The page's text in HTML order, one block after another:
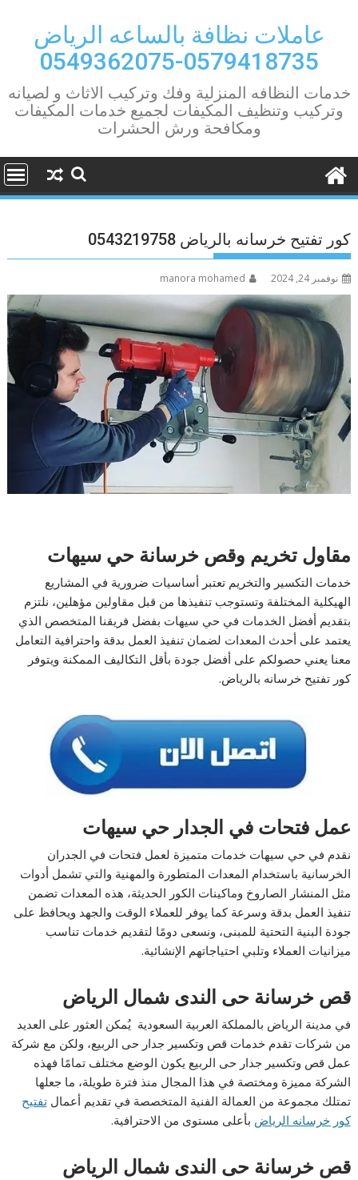
contentعاملات نظافة بالساعه الرياض
0579418735-0549362075
خدمات النظافه المنزلية وفك وتركيب الاثاث و لصيانه
وتركيب وتنظيف المكيفات لجميع خدمات المكيفات
ومكافحة ورش الحشرات
كور تفتيح خرسانه بالرياض 0543219758
نوفمبر 24, 2024 manora mohamed
مقاول تخريم وقص خرسانة حي سيهات
خدمات التكسير والتخريم تعتبر أساسيات ضرورية في المشاريع
الهيكلية المختلفة وتستوجب تنفيذها من قبل مقاولين مؤهلين، نلتزم
بتقديم أفضل الخدمات في حي سيهات بفضل فريقنا المتخصص الذي
يعتمد على أحدث المعدات لضمان تنفيذ العمل بدقة واحترافية التعامل
معنا يعني حصولكم على أفضل جودة بأقل التكاليف الممكنة ويتوفر
كور تفتيح خرسانه بالرياض.
عمل فتحات في الجدار حي سيهات
نقدم في حي سيهات خدمات متميزة لعمل فتحات في الجدران
الخرسانية باستخدام المعدات المتطورة والمهنية والتي تشمل أدوات
مثل المنشار الصاروخ وماكينات الكور الحديثة، هذه المعدات تضمن
تنفيذ العمل بدقة وسرعة كما يوفر للعملاء الوقت والجهد ويحافظ على
جودة البنية التحتية للمبنى، ونسعى دومًا لتقديم خدمات تناسب
ميزانيات العملاء وتلبي احتياجاتهم الإنشائية.
قص خرسانة حى الندى شمال الرياض
في مدينة الرياض بالمملكة العربية السعودية يُمكن العثور على العديد
من شركات تقدم خدمات قص وتكسير جدار حى الربيع، ولكن مع شركة
عمل قص وتكسير جدار حى الربيع يكون الوضع مختلف تمامًا فهذه
الشركة مميزة ومختصة في هذا المجال منذ فترة طويلة، ما جعلها
تمتلك مجموعة من العمالة الفنية المتخصصة في تقديم أعمالتفتيح
كور خرسانه الرياض بأعلى مستوى من الاحترافية.
قص خرسانة حى الندى شمال الرياض